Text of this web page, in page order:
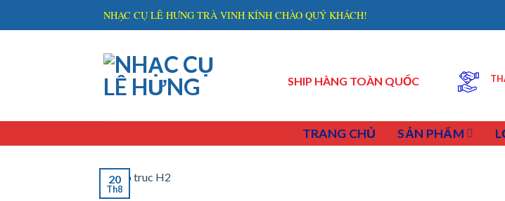
NHẠC CỤ LÊ HƯNG TRÀ VINH KÍNH CHÀO QUÝ KHÁCH!
SHIP HÀNG TOÀN QUỐC
TRANG CHỦ SẢN PHẨM
20
Th8